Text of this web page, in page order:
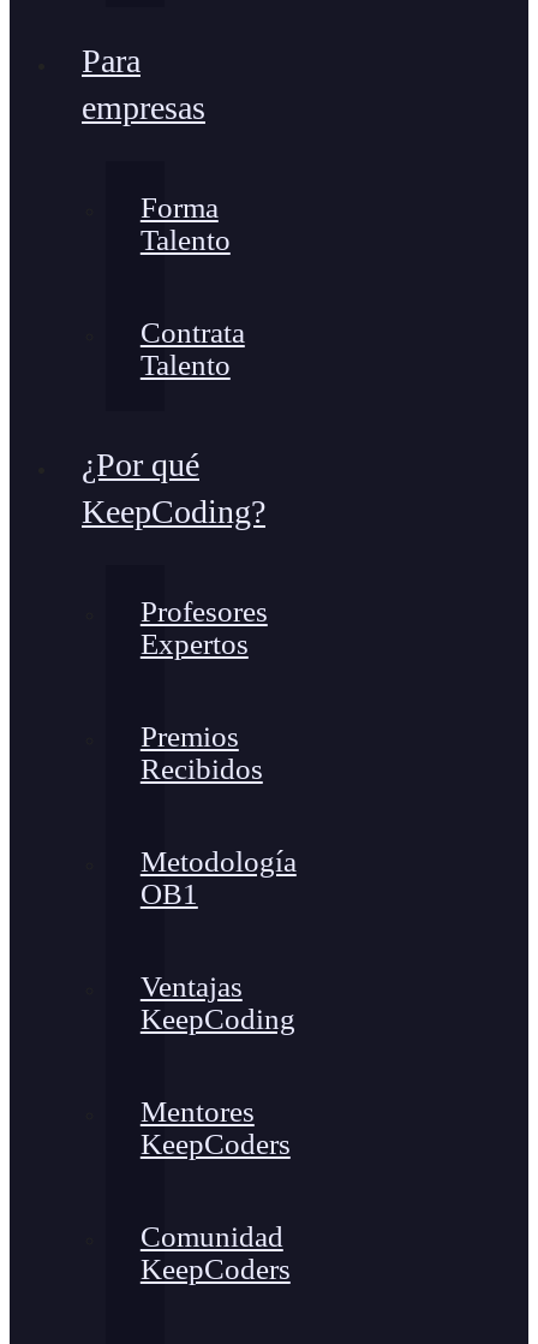
Para
empresas
Forma
Talento
Contrata
Talento
¿Por qué
KeepCoding?
Profesores
Expertos
Premios
Recibidos
Metodología
OB1
Ventajas
KeepCoding
Mentores
KeepCoders
Comunidad
KeepCoders